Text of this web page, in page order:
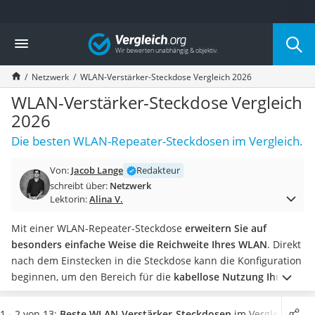
Die beliebtesten Vergleiche nach Kategorie
Elektronik
Powerstation
Monitor 32 Zoll 4K
Fernseher
Drucker
Desktop-PC
Monitor
Laser-Multifunktionsdrucker
Powerline-Adapter
Powerstation mit Solarpanel
Gaming-PC
Soundbar
17-Zoll-Laptop
Satellitenschüssel
Gaming-Headset
Vergleich
Netzwerk WLAN-Verstärker-Steckdose Vergleich 2026
WLAN-Verstärker-Steckdose Vergleich
2026
Die besten WLAN-Repeater-Steckdosen im Vergleich.
Von: Jacob Lange
Redakteur
schreibt über: Netzwerk
Lektorin:Alina V.
Mit einer WLAN-Repeater-Steckdose erweitern Sie auf
besonders einfache Weise die Reichweite Ihres WLAN. Direkt
nach dem Einstecken in die Steckdose kann die Konfiguration
beginnen, um den Bereich für die kabellose Nutzung Ihres
Internetanschlussesdeutlich auszudehnen. In den
verschiedenen Tests im Internet finden sich zahlreiche